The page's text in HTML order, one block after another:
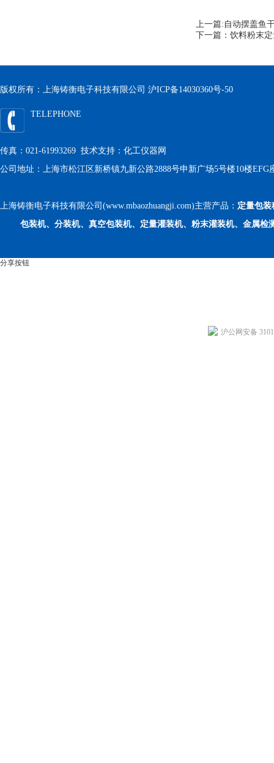
上一篇: 自动摆盖鱼
下一篇： 饮料粉末
版权所有：上海铸衡电子科技有限公司 沪ICP备14030360号-50
TELEPHONE
传真：021-61993269 技术支持： 化工仪器网
公司地址：上海市松江区新桥镇九新公路2888号申新广场5号楼10楼EFG
上海铸衡电子科技有限公司(www.mbaozhuangji.com)主营产品： 定量包装
包装机、分装机、真空包装机、定量灌装机、粉末灌装机、金属检
分享按钮
沪公网安备